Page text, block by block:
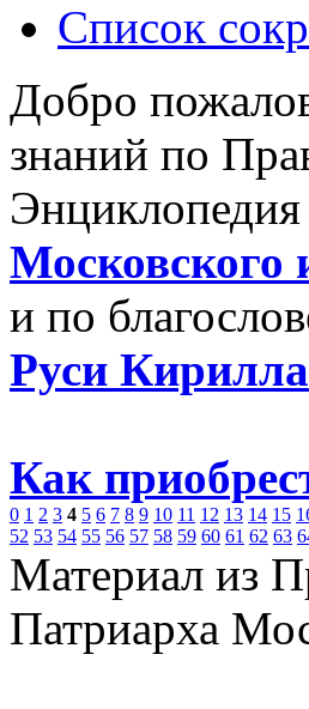
Список
Добро
знаний по
Московского
и по
Руси Кирилла
Как
0 1 2 3 4 5 6 7 8 9 10 11 12 13 14 15
52 53 54 55 56 57 58 59 60 61 62 63
Материал из
Патриарха